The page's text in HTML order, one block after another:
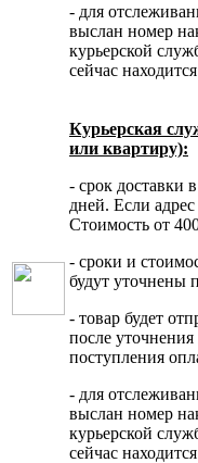
- для
выслан номер
курьерской
сейчас
Курьерская
или квартиру):
- срок доставки
дней. Если
Стоимость от
- сроки и
будут уточнены
- товар будет
после уточнения
поступления
- для
выслан номер
курьерской
сейчас